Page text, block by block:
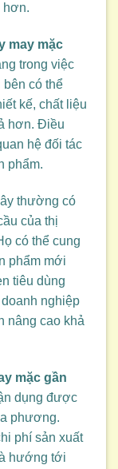
hơn.
may mặc
trong việc
bên có thể
kế, chất liệu
hơn. Điều
hệ đối tác
phẩm.
thường có
của thị
có thể cung
phẩm mới
tiêu dùng
nghiệp
nâng cao khả
mặc gần
dụng được
phương.
phí sản xuất
hướng tới